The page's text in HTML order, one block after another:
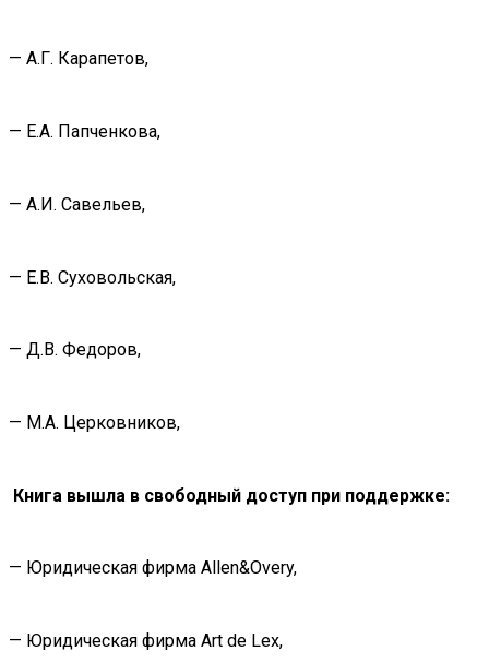
— А.Г. Карапетов,
— Е.А. Папченкова,
— А.И. Савельев,
— Е.В. Суховольская,
— Д.В. Федоров,
— М.А. Церковников,
Книга вышла в свободный доступ при поддержке:
— Юридическая фирма Allen&Overy,
— Юридическая фирма Art de Lex,